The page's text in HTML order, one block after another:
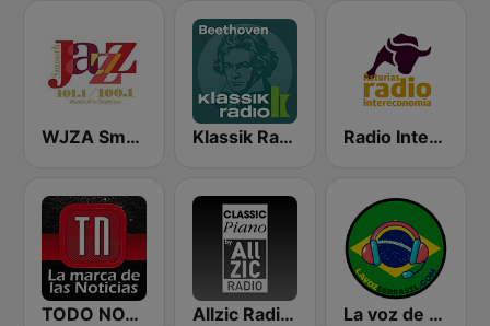
WJZA Smooth Jazz Klassik Radio Beethoven Radio Intereconomía Asturias
TODO NOTICIAS RADIO Allzic Radio CLASSIC PIANO La voz de Brasil